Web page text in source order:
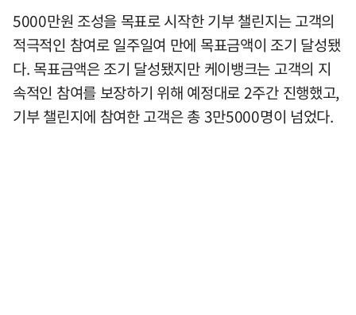
5000만원 조성을 목표로 시작한 기부 챌린지는 고객의
적극적인 참여로 일주일여 만에 목표금액이 조기 달성됐
다. 목표금액은 조기 달성됐지만 케이뱅크는 고객의 지
속적인 참여를 보장하기 위해 예정대로 2주간 진행했고,
기부 챌린지에 참여한 고객은 총 3만5000명이 넘었다.